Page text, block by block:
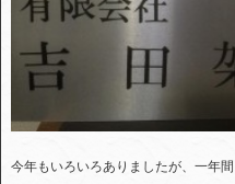
今年もいろいろありましたが、一年